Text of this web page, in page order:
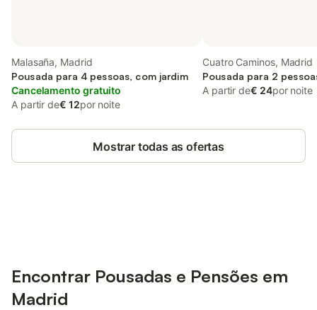
Malasaña, Madrid
Pousada para 4 pessoas, com jardim
Cancelamento gratuito
A partir de€ 12por noite
Cuatro Caminos, Madrid
Pousada para 2
A partir de€ 24por noite
Mostrar todas as ofertas
Encontrar Pousadas e Pensões em
Madrid